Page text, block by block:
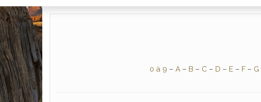
0 à 9 – A – B – C – D – E – F – G